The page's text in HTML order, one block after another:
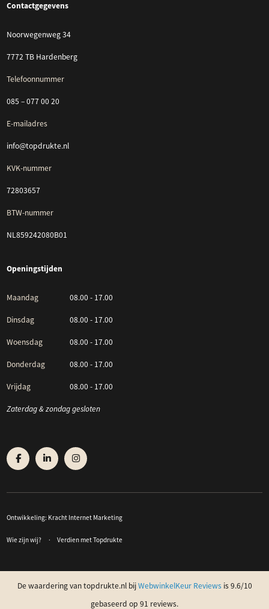
Contactgegevens
Noorwegenweg 34
7772 TB Hardenberg
Telefoonnummer
085 – 077 00 20
E-mailadres
info@topdrukte.nl
KVK-nummer
72803657
BTW-nummer
NL859242080B01
Openingstijden
Maandag 08.00 - 17.00
Dinsdag 08.00 - 17.00
Woensdag 08.00 - 17.00
Donderdag 08.00 - 17.00
Vrijdag 08.00 - 17.00
Zaterdag & zondag gesloten
Ontwikkeling: Kracht Internet Marketing
Wie zijn wij? Verdien met Topdrukte
De waardering van topdrukte.nl bijWebwinkelKeur Reviewsis 9.6/10
gebaseerd op 91 reviews.